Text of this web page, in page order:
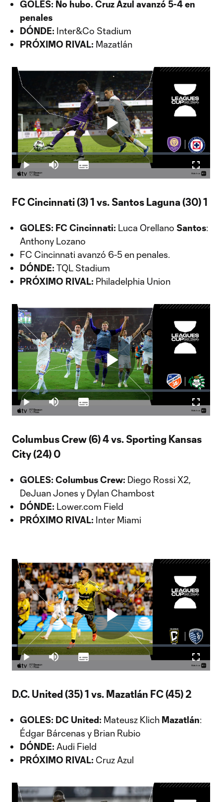
GOLES: No hubo. Cruz Azul avanzó 5-4 en
penales
DÓNDE: Inter&Co Stadium
PRÓXIMO RIVAL: Mazatlán
Play
Video
Play Mute
Loaded:
2.36%
Subtitles
FC Cincinnati (3) 1 vs. Santos Laguna (30) 1
GOLES: FC Cincinnati: Luca Orellano Santos:
Anthony Lozano
FC Cincinnati avanzó 6-5 en penales.
DÓNDE: TQL Stadium
PRÓXIMO RIVAL: Philadelphia Union
Play
Video
Play Mute
Loaded:
2.36%
Subtitles
Columbus Crew (6) 4 vs. Sporting Kansas
City (24) 0
GOLES: Columbus Crew: Diego Rossi X2,
DeJuan Jones y Dylan Chambost
DÓNDE: Lower.com Field
PRÓXIMO RIVAL: Inter Miami
Play
Video
Play Mute
Loaded:
2.49%
Subtitles
D.C. United (35) 1 vs. Mazatlán FC (45) 2
GOLES: DC United: Mateusz Klich Mazatlán:
Édgar Bárcenas y Brian Rubio
DÓNDE: Audi Field
PRÓXIMO RIVAL: Cruz Azul